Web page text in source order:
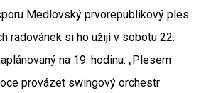
Medlovský prvorepublikový ples.
radovánek si ho užijí v sobotu 22.
na 19. hodinu. „Plesem
provázet swingový orchestr